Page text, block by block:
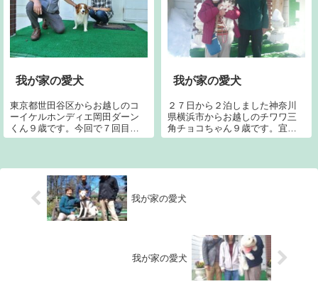
我が家の愛犬
東京都世田谷区からお越しのコ
ーイケルホンディエ岡田ダーン
くん９歳です。今回で７回目で
す。宜しくお願いいたします。
我が家の愛犬
２７日から２泊しました神奈川
県横浜市からお越しのチワワ三
角チョコちゃん９歳です。宜し
くお願い致します。
我が家の愛犬
我が家の愛犬